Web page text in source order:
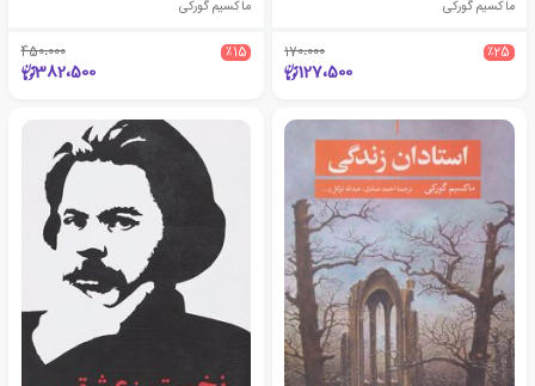
ماکسیم گورکی
٪25 170،000
127،500
ماکسیم گورکی
٪15 450،000
382،500